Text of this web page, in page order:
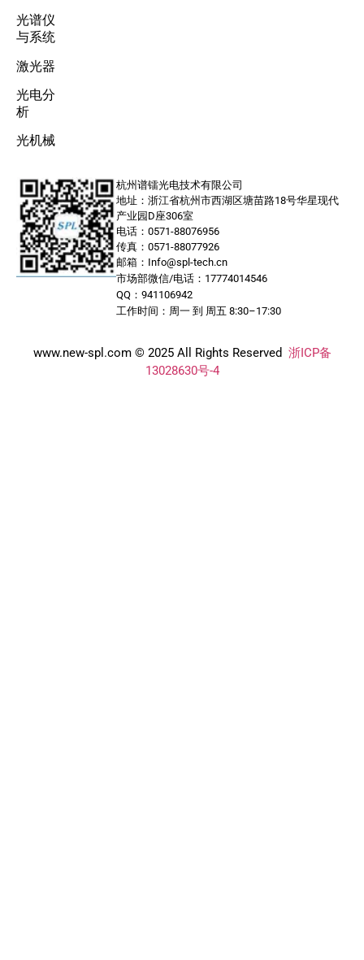
光谱仪
与系统
激光器
光电分
析
光机械
杭州谱镭光电技术有限公司
地址：浙江省杭州市西湖区塘苗路18号华星现代
产业园D座306室
电话：0571-88076956
传真：0571-88077926
邮箱：Info@spl-tech.cn
市场部微信/电话：17774014546
QQ：941106942
工作时间：周一 到 周五 8:30–17:30
www.new-spl.com © 2025 All Rights Reserved 浙ICP备
13028630号-4